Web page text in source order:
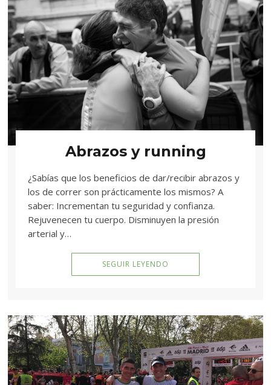
Abrazos y running
¿Sabías que los beneficios de dar/recibir abrazos y
los de correr son prácticamente los mismos? A
saber: Incrementan tu seguridad y confianza.
Rejuvenecen tu cuerpo. Disminuyen la presión
arterial y…
SEGUIR LEYENDO